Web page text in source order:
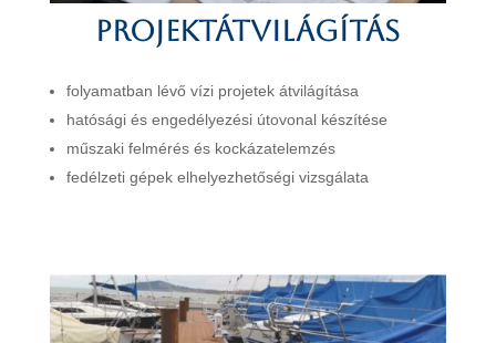
Projektátvilágítás
folyamatban lévő vízi projetek átvilágítása
hatósági és engedélyezési útovonal készítése
műszaki felmérés és kockázatelemzés
fedélzeti gépek elhelyezhetőségi vizsgálata